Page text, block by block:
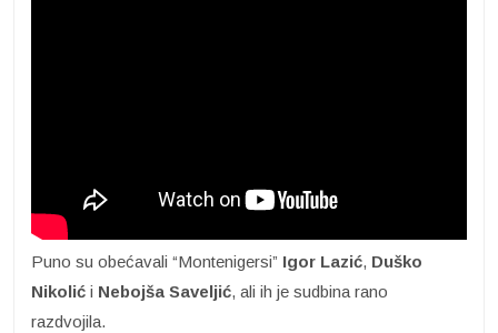
Puno su obećavali “Montenigersi” Igor Lazić, Duško
Nikolić i Nebojša Saveljić, ali ih je sudbina rano
razdvojila.